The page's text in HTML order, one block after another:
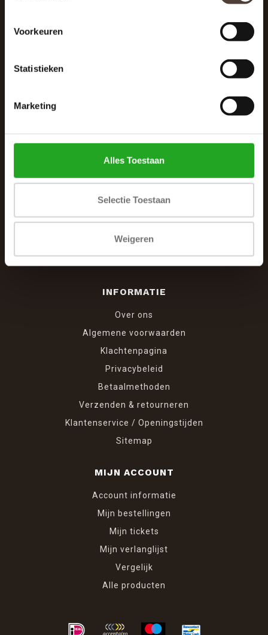
Voorkeuren
Statistieken
Marketing
Alles Toestaan
Selectie Toestaan
Weigeren
040 287 12 00
info@dewoonhoek.nl
INFORMATIE
Over ons
Algemene voorwaarden
Klachtenpagina
Privacybeleid
Betaalmethoden
Verzenden & retourneren
Klantenservice / Openingstijden
Sitemap
MIJN ACCOUNT
Account informatie
Mijn bestellingen
Mijn tickets
Mijn verlanglijst
Vergelijk
Alle producten